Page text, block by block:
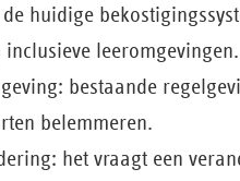
huidige
inclusieve leeromgevingen.
bestaande
belemmeren.
het vraagt een